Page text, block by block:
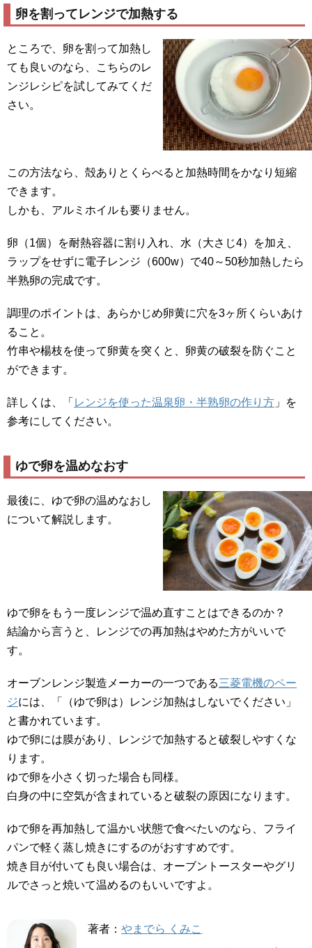
卵を割ってレンジで加熱する
ところで、卵を割って加熱し
ても良いのなら、こちらのレ
ンジレシピを試してみてくだ
さい。
この方法なら、殻ありとくらべると加熱時間をかなり短縮
できます。
しかも、アルミホイルも要りません。
卵（1個）を耐熱容器に割り入れ、水（大さじ4）を加え、
ラップをせずに電子レンジ（600w）で40～50秒加熱したら
半熟卵の完成です。
調理のポイントは、あらかじめ卵黄に穴を3ヶ所くらいあけ
ること。
竹串や楊枝を使って卵黄を突くと、卵黄の破裂を防ぐこと
ができます。
詳しくは、「 レンジを使った温泉卵・半熟卵の作り方 」を
参考にしてください。
ゆで卵を温めなおす
最後に、ゆで卵の温めなおし
について解説します。
ゆで卵をもう一度レンジで温め直すことはできるのか？
結論から言うと、レンジでの再加熱はやめた方がいいで
す。
オーブンレンジ製造メーカーの一つである三菱電機のペー
ジには、「（ゆで卵は）レンジ加熱はしないでください」
と書かれています。
ゆで卵には膜があり、レンジで加熱すると破裂しやすくな
ります。
ゆで卵を小さく切った場合も同様。
白身の中に空気が含まれていると破裂の原因になります。
ゆで卵を再加熱して温かい状態で食べたいのなら、フライ
パンで軽く蒸し焼きにするのがおすすめです。
焼き目が付いても良い場合は、オーブントースターやグリ
ルでさっと焼いて温めるのもいいですよ。
著者： やまでら くみこ